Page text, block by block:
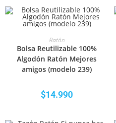
SELECCIONAR OPCIONES
Ratón
Bolsa Reutilizable 100%
Algodón Ratón Mejores
amigos (modelo 239)
$14.990